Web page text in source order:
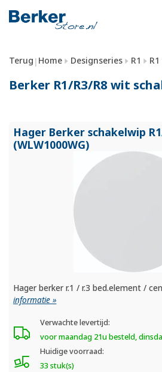
Terug | Home Designseries R1
Berker R1/R3/R8 wit
Hager Berker schakelwip
(WLW1000WG)
Hager berker r.1 / r.3 bed.element /
informatie »
Verwachte levertijd:
voor maandag 21u besteld,
Huidige voorraad:
33 stuk(s)